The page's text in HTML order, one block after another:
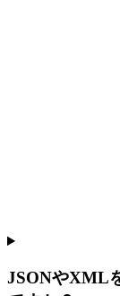
JSONやXML